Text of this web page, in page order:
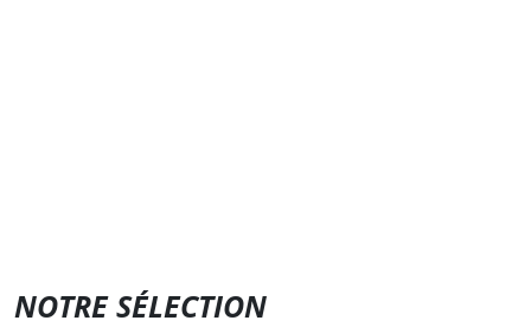
NOTRE SÉLECTION